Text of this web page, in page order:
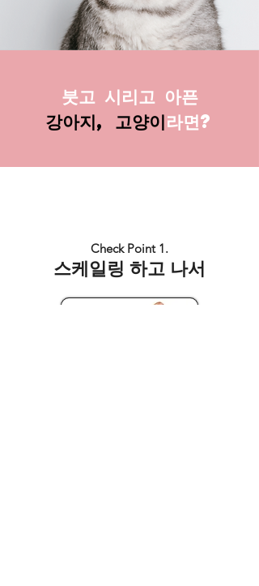
붓고 시리고 아픈
강아지, 고양이라면?
Check Point 1.
스케일링 하고 나서